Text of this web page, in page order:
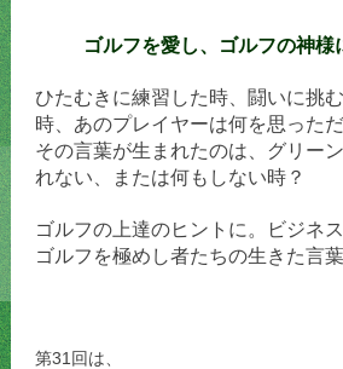
ゴルフを愛し、ゴルフの神
ひたむきに練習した時、闘いに挑
時、あのプレイヤーは何を思っただ
その言葉が生まれたのは、グリー
れない、または何もしない時？
ゴルフの上達のヒントに。
ビジネ
ゴルフを極めし者たちの生きた言
第31回は、